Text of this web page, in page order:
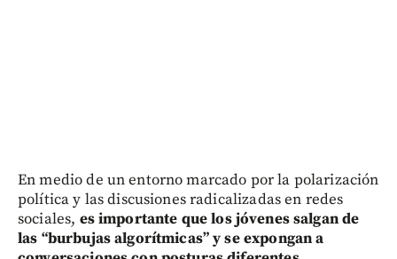
En medio de un entorno marcado por la polarización
política y las discusiones radicalizadas en redes
sociales, es importante que los jóvenes salgan de
las “burbujas algorítmicas” y se expongan a